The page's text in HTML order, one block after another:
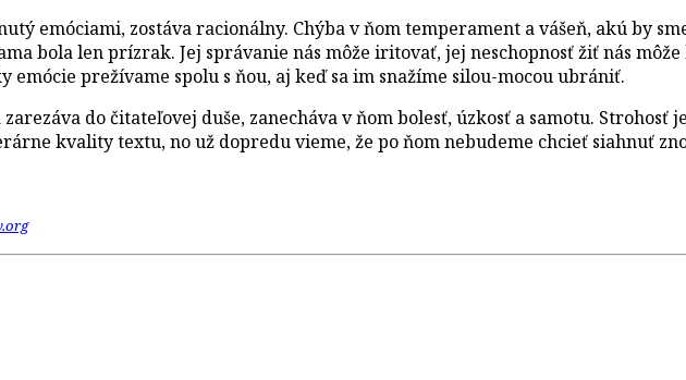
emóciami, zostáva racionálny. Chýba v ňom temperament a vášeň, akú by
bola len prízrak. Jej správanie nás môže iritovať, jej neschopnosť žiť nás
emócie prežívame spolu s ňou, aj keď sa im snažíme silou-mocou ubrániť.
do čitateľovej duše, zanecháva v ňom bolesť, úzkosť a samotu.
kvality textu, no už dopredu vieme, že po ňom nebudeme chcieť siahnuť